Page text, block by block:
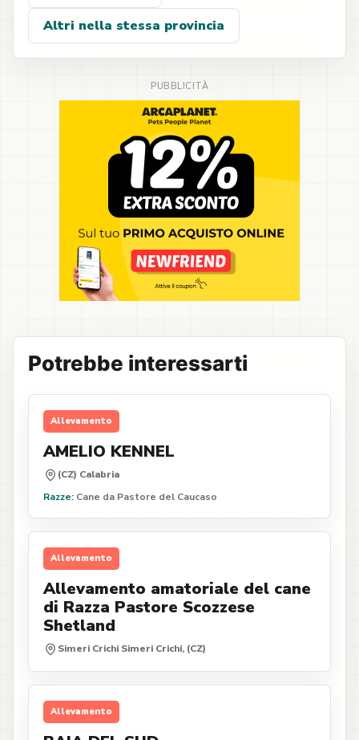
Altri nella stessa provincia
Potrebbe interessarti
Allevamento
AMELIO KENNEL
(CZ) Calabria
Razze: Cane da Pastore del Caucaso
Allevamento
Allevamento amatoriale del cane
di Razza Pastore Scozzese
Shetland
Simeri Crichi Simeri Crichi, (CZ)
Allevamento